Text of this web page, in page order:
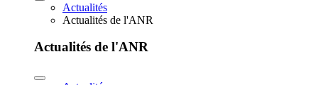
Actualités
Actualités de l'ANR
Actualités de l'ANR